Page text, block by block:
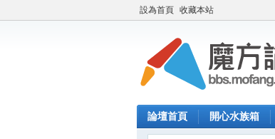
設為首頁 收藏本站
論壇首頁 開心水族箱